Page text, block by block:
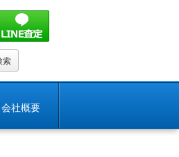
会社概要